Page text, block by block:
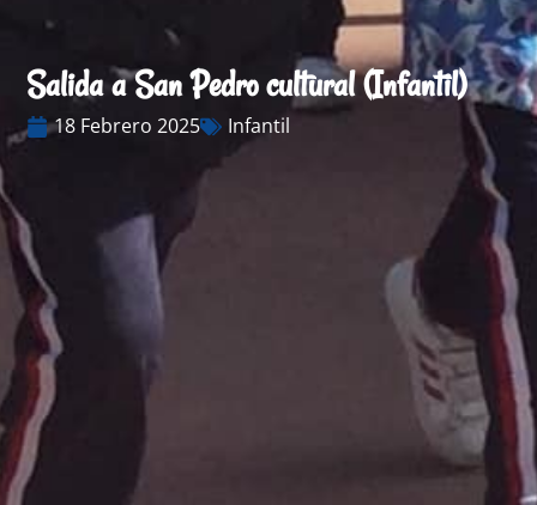
Salida a San Pedro cultural (Infantil)
18 Febrero 2025 Infantil